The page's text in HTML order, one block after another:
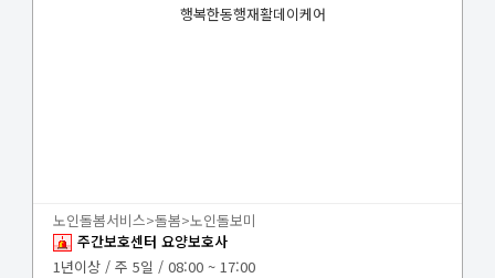
행복한동행재활데이케어
노인돌봄서비스>돌봄>노인돌보미
주간보호센터 요양보호사
1년이상 / 주 5일 / 08:00 ~ 17:00